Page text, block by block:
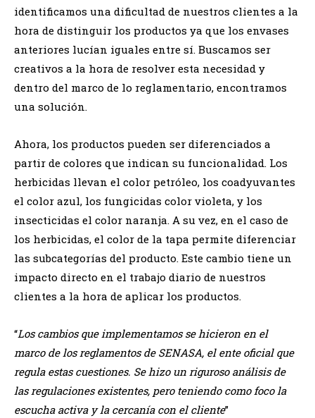
identificamos una dificultad de nuestros clientes a la
hora de distinguir los productos ya que los envases
anteriores lucían iguales entre sí. Buscamos ser
creativos a la hora de resolver esta necesidad y
dentro del marco de lo reglamentario, encontramos
una solución.
Ahora, los productos pueden ser diferenciados a
partir de colores que indican su funcionalidad. Los
herbicidas llevan el color petróleo, los coadyuvantes
el color azul, los fungicidas color violeta, y los
insecticidas el color naranja. A su vez, en el caso de
los herbicidas, el color de la tapa permite diferenciar
las subcategorías del producto. Este cambio tiene un
impacto directo en el trabajo diario de nuestros
clientes a la hora de aplicar los productos.
“Los cambios que implementamos se hicieron en el
marco de los reglamentos de SENASA, el ente oficial que
regula estas cuestiones. Se hizo un riguroso análisis de
las regulaciones existentes, pero teniendo como foco la
escucha activa y la cercanía con el cliente”